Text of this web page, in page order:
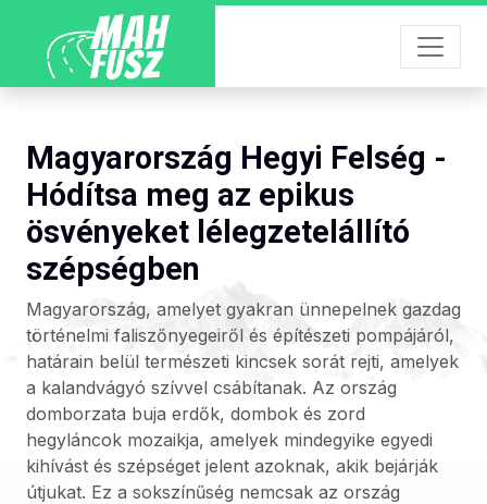
Magyarország Hegyi Felség -
Hódítsa meg az epikus
ösvényeket lélegzetelállító
szépségben
Magyarország, amelyet gyakran ünnepelnek gazdag
történelmi faliszőnyegeiről és építészeti pompájáról,
határain belül természeti kincsek sorát rejti, amelyek
a kalandvágyó szívvel csábítanak. Az ország
domborzata buja erdők, dombok és zord
hegyláncok mozaikja, amelyek mindegyike egyedi
kihívást és szépséget jelent azoknak, akik bejárják
útjukat. Ez a sokszínűség nemcsak az ország